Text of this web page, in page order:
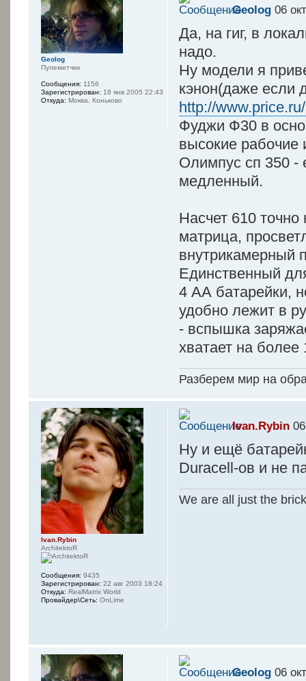
Geolog 06
Да, на гиг, в
надо.
Ну модели я
кэнон(даже если
http://
Фуджи Ф30 в
высокие рабочие
Олимпус сп 350 -
медленный.
Насчет 610
матрица,
внутрикамерный
Единственный
4 АА батарейки,
удобно лежит в
- вспышка
хватает на более
Разберем мир на
Geolog
Пулеметчик
Сообщения: 1156
Зарегистрирован: 18 янв 2005 22:43
Откуда: Моква, Коньково
Ivan.Rybin
Ну и ещё
Duracell-ов и не
We are all just the
Ivan.Rybin
ArchitektoR
Сообщения: 9435
Зарегистрирован: 22 авг 2003 18:24
Откуда: RealMatrix World
Провайдер\Сеть: OnLime
Geolog 06